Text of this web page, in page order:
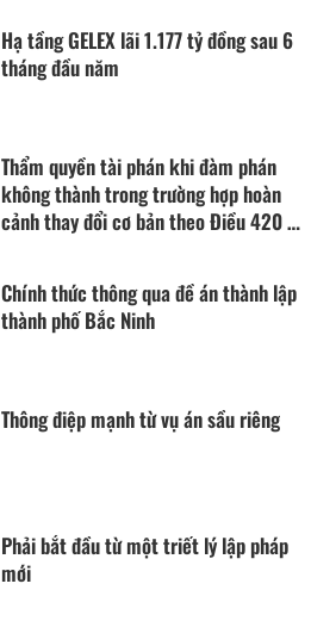
Hạ tầng GELEX lãi 1.177 tỷ đồng sau 6
tháng đầu năm
Thẩm quyền tài phán khi đàm phán
không thành trong trường hợp hoàn
cảnh thay đổi cơ bản theo Điều 420 Bộ
Chính thức thông qua đề án thành lập
thành phố Bắc Ninh
Thông điệp mạnh từ vụ án sầu riêng
Phải bắt đầu từ một triết lý lập pháp
mới